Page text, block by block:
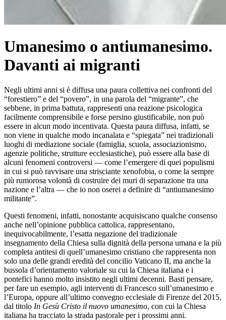
Umanesimo o antiumanesimo.
Davanti ai migranti
Negli ultimi anni si è diffusa una paura collettiva nei confronti del
“forestiero” e del “povero”, in una parola del “migrante”, che
sebbene, in prima battuta, rappresenti una reazione psicologica
facilmente comprensibile e forse persino giustificabile, non può
essere in alcun modo incentivata. Questa paura diffusa, infatti, se
non viene in qualche modo incanalata e “spiegata” nei tradizionali
luoghi di mediazione sociale (famiglia, scuola, associazionismo,
agenzie politiche, strutture ecclesiastiche), può essere alla base di
alcuni fenomeni controversi — come l’emergere di quei populismi
in cui si può ravvisare una strisciante xenofobia, o come la sempre
più rumorosa volontà di costruire dei muri di separazione tra una
nazione e l’altra — che io non oserei a definire di “antiumanesimo
militante”.
Questi fenomeni, infatti, nonostante acquisiscano qualche consenso
anche nell’opinione pubblica cattolica, rappresentano,
inequivocabilmente, l’esatta negazione del tradizionale
insegnamento della Chiesa sulla dignità della persona umana e la più
completa antitesi di quell’umanesimo cristiano che rappresenta non
solo una delle grandi eredità del concilio Vaticano II, ma anche la
bussola d’orientamento valoriale su cui la Chiesa italiana e i
pontefici hanno molto insistito negli ultimi decenni. Basti pensare,
per fare un esempio, agli interventi di Francesco sull’umanesimo e
l’Europa, oppure all’ultimo convegno ecclesiale di Firenze del 2015,
dal titolo In Gesù Cristo il nuovo umanesimo, con cui la Chiesa
italiana ha tracciato la strada pastorale per i prossimi anni.